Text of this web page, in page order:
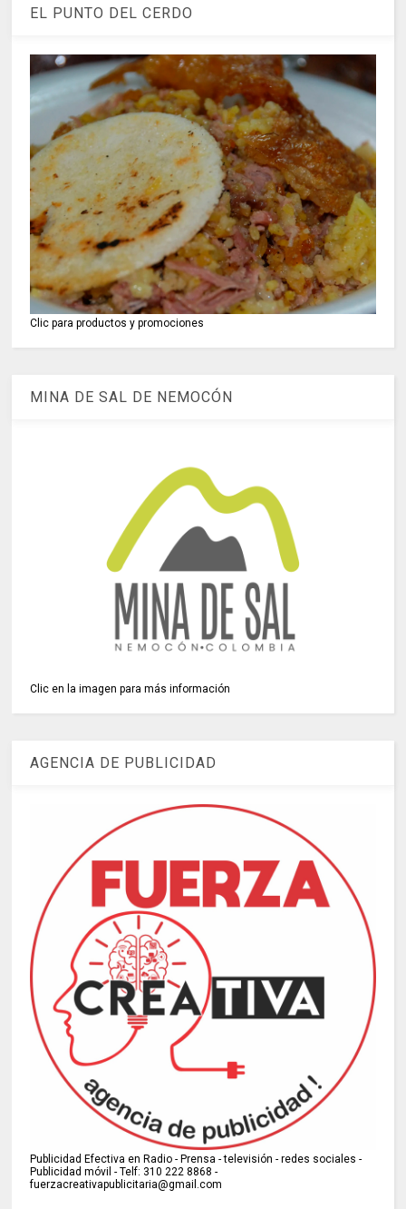
EL PUNTO DEL CERDO
Clic para productos y promociones
MINA DE SAL DE NEMOCÓN
Clic en la imagen para más información
AGENCIA DE PUBLICIDAD
Publicidad Efectiva en Radio - Prensa - televisión - redes sociales -
Publicidad móvil - Telf: 310 222 8868 -
fuerzacreativapublicitaria@gmail.com